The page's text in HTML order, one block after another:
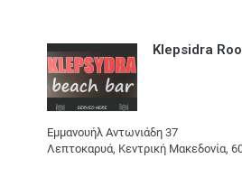
Klepsidra
Εμμανουήλ Αντωνιάδη 37
Λεπτοκαρυά, Κεντρική Μακεδονία,